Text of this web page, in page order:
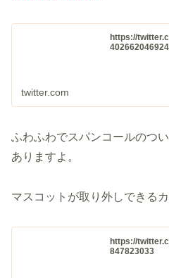
https://
twitter.com
ふわふわでスパンコールのつ
ありますよ。
マスコットが取り外しできる
https://
847823033